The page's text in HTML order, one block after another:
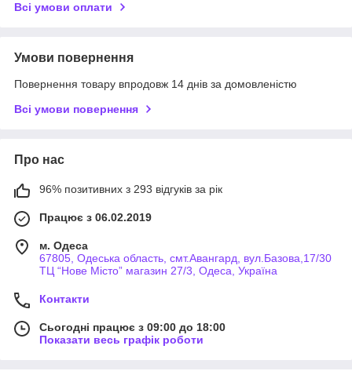
Всі умови оплати
Умови повернення
Повернення товару впродовж 14 днів за домовленістю
Всі умови повернення
Про нас
96% позитивних з 293 відгуків за рік
Працює з 06.02.2019
м. Одеса
67805, Одеська область, смт.Авангард, вул.Базова,17/30
ТЦ “Нове Місто” магазин 27/3, Одеса, Україна
Контакти
Сьогодні працює з 09:00 до 18:00
Показати весь графік роботи